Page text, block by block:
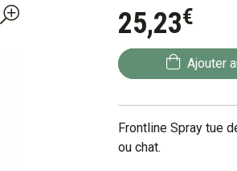
25,23€
Ajouter
Frontline Spray tue
ou chat.